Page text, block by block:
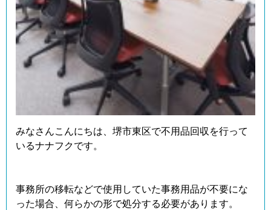
みなさんこんにちは、堺市東区で不用品回収を行って
いるナナフクです。
事務所の移転などで使用していた事務用品が不要にな
った場合、何らかの形で処分する必要があります。